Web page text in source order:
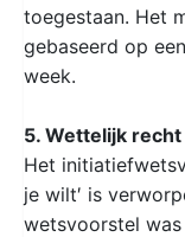
toegestaan. Het
gebaseerd op
week.
5. Wettelijk
Het
je wilt′ is
wetsvoorstel